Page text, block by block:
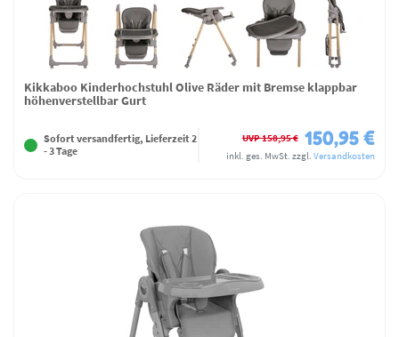
Kikkaboo Kinderhochstuhl Olive Räder mit Bremse klappbar
höhenverstellbar Gurt
Sofort versandfertig, Lieferzeit 2
- 3 Tage
UVP 158,95 € 150,95 €
inkl. ges. MwSt. zzgl. Versandkosten